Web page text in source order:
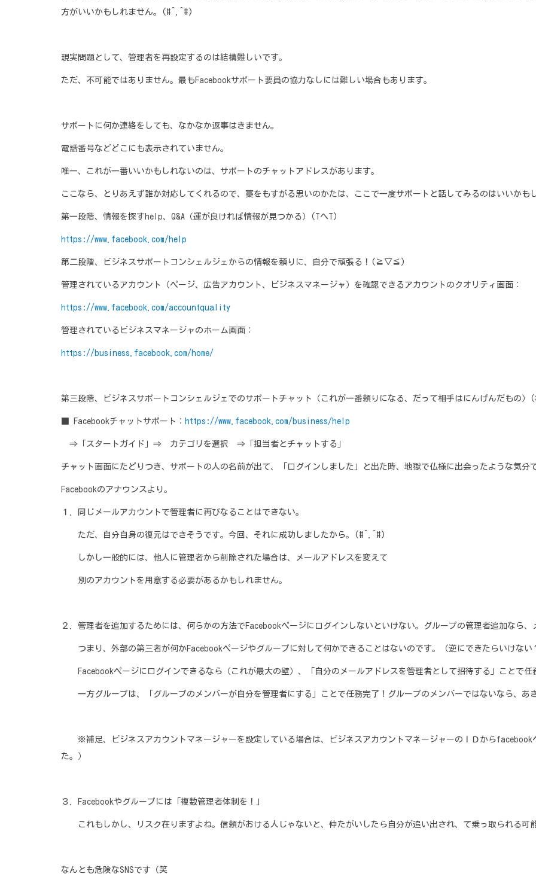
方がいいかもしれません。(#^.^#)
現実問題として、管理者を再設定するのは結構難しいです。
ただ、不可能ではありません。最もFacebookサポート要員の協力なしには難しい場合もあります。
サポートに何か連絡をしても、なかなか返事はきません。
電話番号などどこにも表示されていません。
唯一、これが一番いいかもしれないのは、サポートのチャットアドレスがあります。
ここなら、とりあえず誰か対応してくれるので、藁をもすがる思いのかたは、ここで一度サポートと話してみるのはいいかも
第一段階、情報を探すhelp、Q&A（運が良ければ情報が見つかる）(TへT)
https://www.facebook.com/help
第二段階、ビジネスサポートコンシェルジェからの情報を頼りに、自分で頑張る！(≧▽≦)
管理されているアカウント（ページ、広告アカウント、ビジネスマネージャ）を確認できるアカウントのクオリティ画面：
https://www.facebook.com/accountquality
管理されているビジネスマネージャのホーム画面：
https://business.facebook.com/home/
第三段階、ビジネスサポートコンシェルジェでのサポートチャット（これが一番頼りになる、だって相手はにんげんだもの
■ Facebookチャットサポート： https://www.facebook.com/business/help
⇒「スタートガイド」⇒ カテゴリを選択 ⇒「担当者とチャットする」
チャット画面にたどりつき、サポートの人の名前が出て、「ログインしました」と出た時、地獄で仏様に出会ったような気分
Facebookのアナウンスより。
１．同じメールアカウントで管理者に再びなることはできない。
ただ、自分自身の復元はできそうです。今回、それに成功しましたから。(#^.^#)
しかし一般的には、他人に管理者から削除された場合は、メールアドレスを変えて
別のアカウントを用意する必要があるかもしれません。
２．管理者を追加するためには、何らかの方法でFacebookページにログインしないといけない。グループの管理者追加なら、
つまり、外部の第三者が何かFacebookページやグループに対して何かできることはないのです。（逆にできたらいけない
Facebookページにログインできるなら（これが最大の壁）、「自分のメールアドレスを管理者として招待する」ことで任
一方グループは、「グループのメンバーが自分を管理者にする」ことで任務完了！グループのメンバーではないなら、あき
※補足、ビジネスアカウントマネージャーを設定している場合は、ビジネスアカウントマネージャーのＩＤからfacebook
た。）
３．Facebookやグループには「複数管理者体制を！」
これもしかし、リスク在りますよね。信頼がおける人じゃないと、仲たがいしたら自分が追い出され、て乗っ取られる可
なんとも危険なSNSです（笑